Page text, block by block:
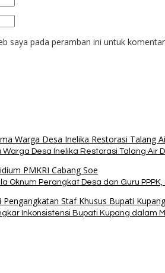
saya pada peramban ini untuk
Desa Inelika Restorasi Talang Air
Oknum Perangkat Desa dan Guru
Inkonsistensi Bupati Kupang dalam